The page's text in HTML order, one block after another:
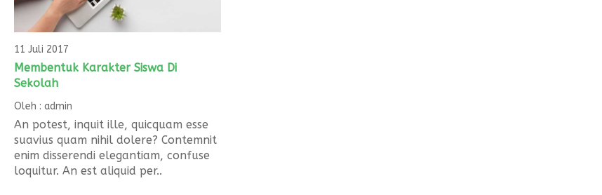
11 Juli 2017
Membentuk Karakter Siswa Di
Sekolah
Oleh : admin
An potest, inquit ille, quicquam esse
suavius quam nihil dolere? Contemnit
enim disserendi elegantiam, confuse
loquitur. An est aliquid per..